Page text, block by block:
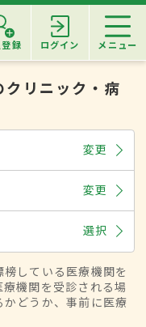
録 ログイン メニュー
クリニック・病
変更
変更
選択
している医療機関を
機関を受診される場
どうか、事前に医療